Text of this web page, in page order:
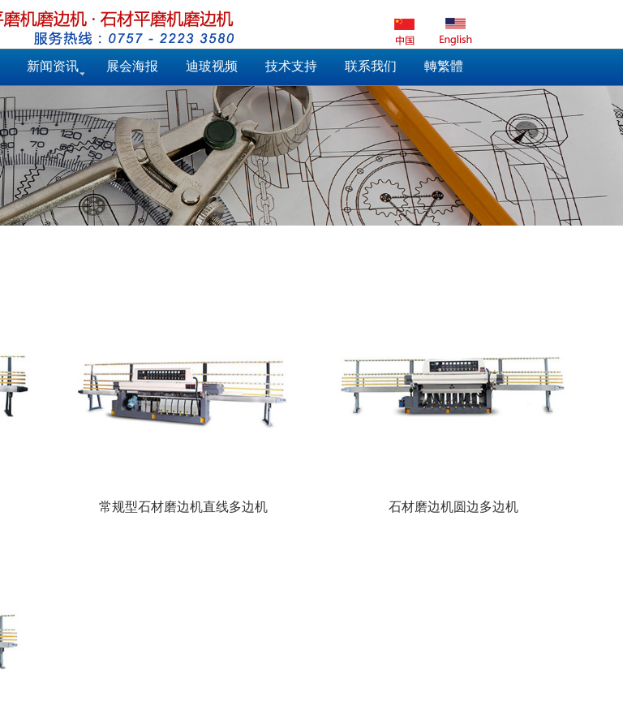
新闻资讯 展会海报 迪玻视频 技术支持 联系我们 轉繁體
常规型石材磨边机直线多边机 石材磨边机圆边多边机